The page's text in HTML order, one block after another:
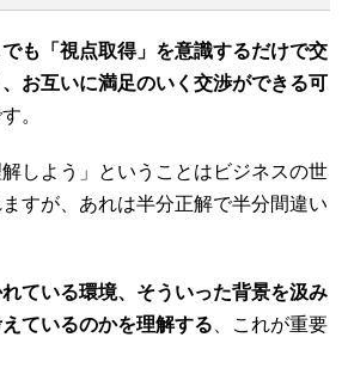
も「視点取得」を意識するだけで交
お互いに満足のいく交渉ができる可
。
解しよう」ということはビジネスの世
すが、あれは半分正解で半分間違い
ている環境、そういった背景を汲み
ているのかを理解する 、これが重要